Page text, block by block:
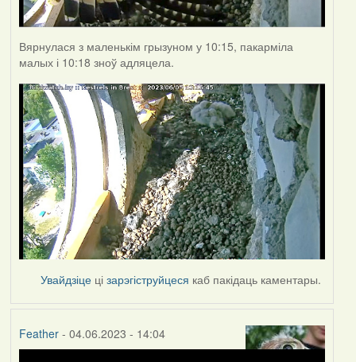
Вярнулася з маленькім грызуном у 10:15, пакарміла
малых і 10:18 зноў адляцела.
Увайдзіце цізарэгіструйцеся каб пакідаць каментары.
Feather- 04.06.2023 - 14:04